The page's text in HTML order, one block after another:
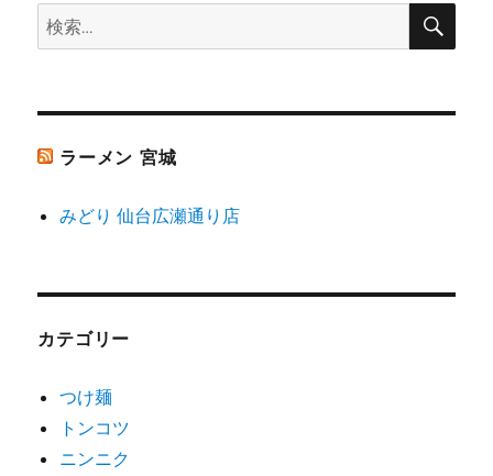
ン
検
索:
検
ラーメン 宮城
みどり 仙台広瀬通り店
カテゴリー
つけ麺
トンコツ
ニンニク